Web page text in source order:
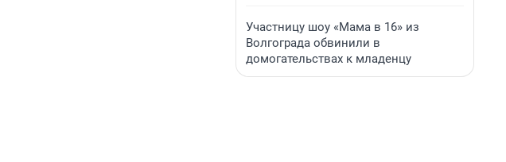
Участницу шоу «Мама в 16» из
Волгограда обвинили в
домогательствах к младенцу